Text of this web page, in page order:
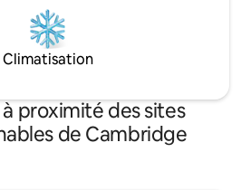
Climatisation
proximité des sites
de Cambridge